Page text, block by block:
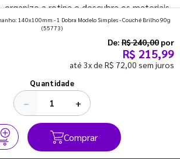
organize a rotina e descubra os materiais
para começar o segundo
140x100mm - 1 Dobra Modelo Simples - Couché Brilho 90g
(55773)
De: R$ 240,00 por
R$ 215,99
até 3x de R$ 72,00 sem juros
Quantidade
− +
Comprar